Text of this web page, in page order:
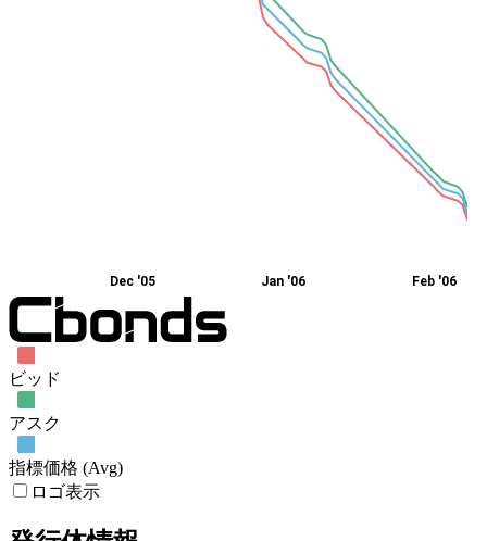
Dec '05 Jan '06 Feb '06
ビッド
アスク
指標価格 (Avg)
ロゴ表示